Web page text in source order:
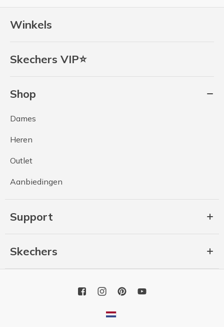
Winkels
Skechers VIP⭐
Shop
Dames
Heren
Outlet
Aanbiedingen
Support
Skechers